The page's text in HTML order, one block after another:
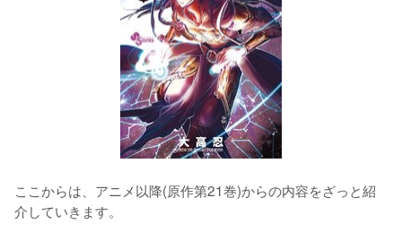
ここからは、アニメ以降(原作第21巻)からの内容をざっと紹
介していきます。